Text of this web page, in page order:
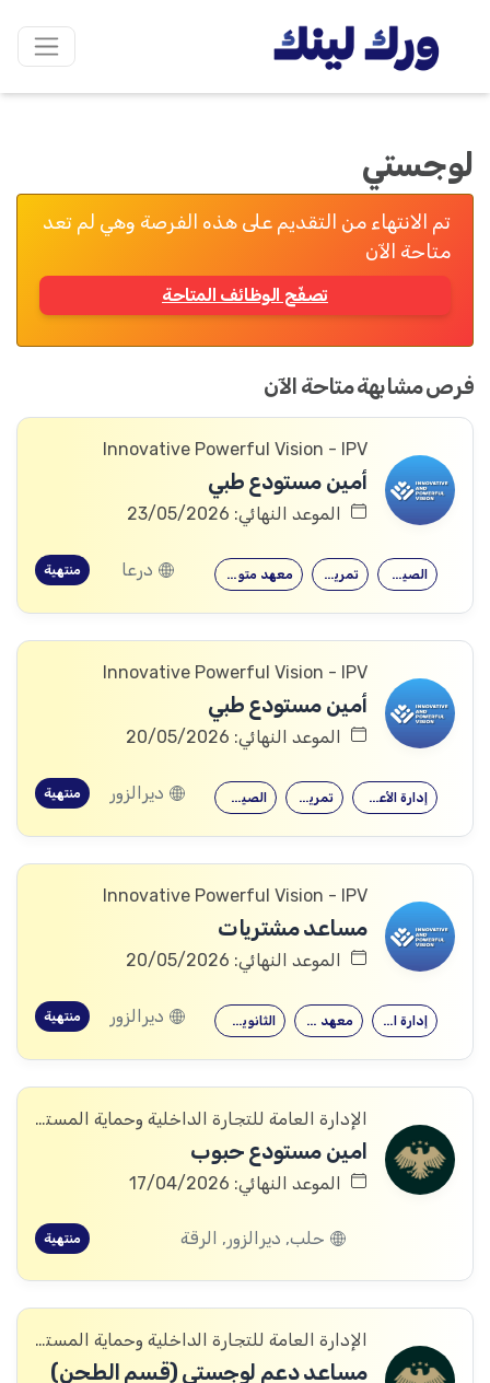
لوجستي
تم الانتهاء من التقديم على هذه الفرصة وهي لم تعد
متاحة الآن
تصفّح الوظائف المتاحة
فرص مشابهة متاحة الآن
Innovative Powerful Vision - IPV
أمين مستودع طبي
الموعد النهائي: 23/05/2026
معهد متوسط تمريض الصيدلة درعا منتهية
Innovative Powerful Vision - IPV
أمين مستودع طبي
الموعد النهائي: 20/05/2026
الصيدلة تمريض إدارة الأعمال ديرالزور منتهية
Innovative Powerful Vision - IPV
مساعد مشتريات
الموعد النهائي: 20/05/2026
الثانوية العامة معهد متوسط إدارة الأعمال ديرالزور منتهية
الإدارة العامة للتجارة الداخلية وحماية المستهلك
امين مستودع حبوب
الموعد النهائي: 17/04/2026
حلب, ديرالزور, الرقة منتهية
الإدارة العامة للتجارة الداخلية وحماية المستهلك
مساعد دعم لوجستي (قسم الطحن)